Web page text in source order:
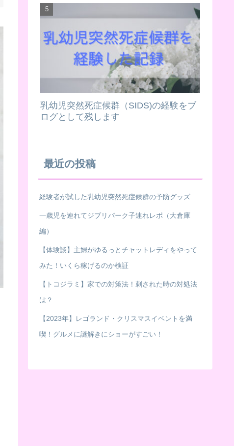
乳幼児突然死症候群（SIDS)の経験をブ
ログとして残します
最近の投稿
経験者が試した乳幼児突然死症候群の予防グッズ
一歳児を連れてジブリパーク子連れレポ（大倉庫
編）
【体験談】主婦がゆるっとチャットレディをやって
みた！いくら稼げるのか検証
【トコジラミ】家での対策法！刺された時の対処法
は？
【2023年】レゴランド・クリスマスイベントを満
喫！グルメに謎解きにショーがすごい！